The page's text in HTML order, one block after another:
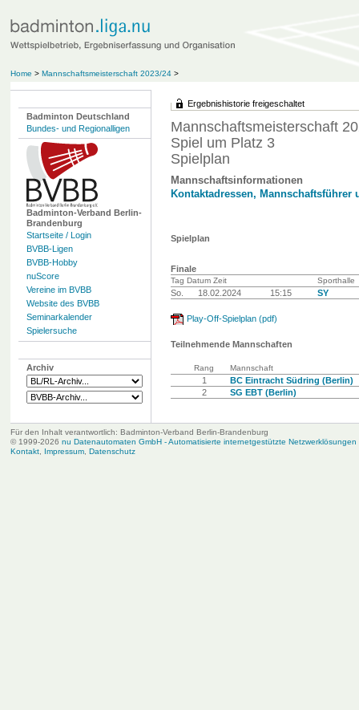
Home > Mannschaftsmeisterschaft 2023/24 >
Badminton Deutschland
Bundes- und Regionalligen
Badminton-Verband Berlin-
Brandenburg
Startseite / Login
BVBB-Ligen
BVBB-Hobby
nuScore
Vereine im BVBB
Website des BVBB
Seminarkalender
Spielersuche
Archiv
Ergebnishistorie freigeschaltet
Mannschaftsmeisterschaft
Spiel um Platz 3
Spielplan
Mannschaftsinformationen
Kontaktadressen, Mannschaftsführer
Spielplan
Finale
Tag Datum Zeit Sporthalle
So. 18.02.2024 15:15 SY
Play-Off-Spielplan (pdf)
Teilnehmende Mannschaften
Rang Mannschaft
1
BC Eintracht Südring (Berlin)
2
SG EBT (Berlin)
Für den Inhalt verantwortlich: Badminton-Verband Berlin-Brandenburg
© 1999-2026 nu Datenautomaten GmbH - Automatisierte internetgestützte Netzwerklösungen
Kontakt, Impressum, Datenschutz